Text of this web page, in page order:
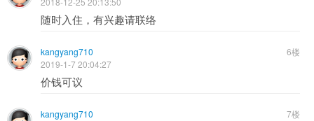
随时入住，有兴趣请联络
6楼
kangyang710
2019-1-7 20:04:27
价钱可议
7楼
kangyang710